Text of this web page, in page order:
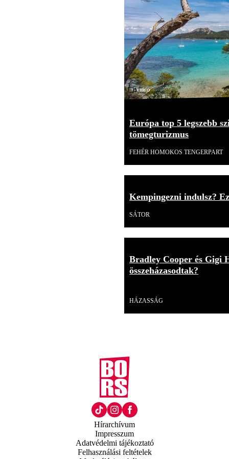
Videó
Európa top 5 legszebb
tömegturizmus
FEHÉR HOMOKOS TENGERPART
Kempingezni indulsz?
SÁTOR
Bradley Cooper és Gigi
összeházasodtak?
HÁZASSÁG
Hírarchívum
Impresszum
Adatvédelmi tájékoztató
Felhasználási feltételek